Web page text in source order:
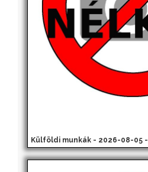
Külföldi munkák - 2026-08-05 -